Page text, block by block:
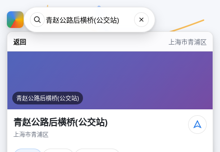
返回 上海市青浦区
青赵公路后横桥(公交站)
青赵公路后横桥(公交站)
上海市青浦区